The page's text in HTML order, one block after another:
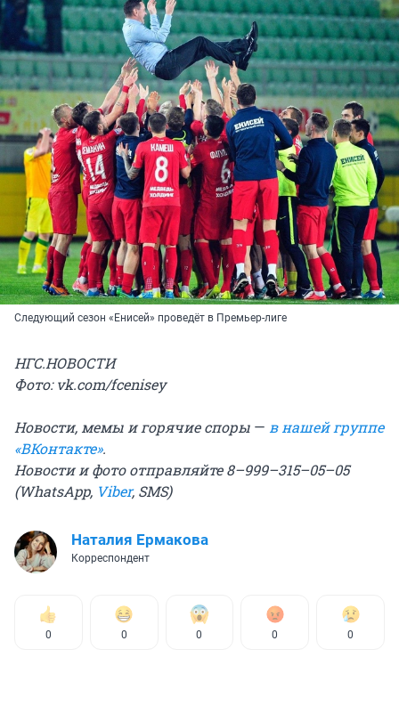
Следующий сезон «Енисей» проведёт в Премьер-лиге
НГС.НОВОСТИ
Фото: vk.com/fcenisey
Новости, мемы и горячие споры — в нашей группе
«ВКонтакте».
Новости и фото отправляйте 8–999–315–05–05
(WhatsApp, Viber, SMS)
Наталия Ермакова
Корреспондент
0 0 0 0 0